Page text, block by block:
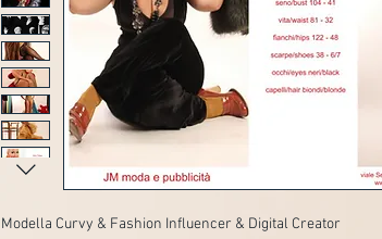
Modella Curvy & Fashion Influencer & Digital Creator